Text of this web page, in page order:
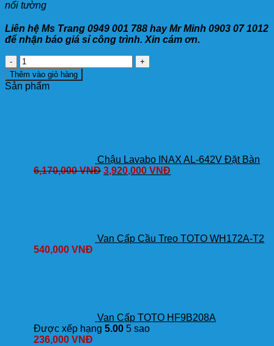
nối tường
Liên hệ Ms Trang 0949 001 788 hay Mr Minh 0903 07 1012
để nhận báo giá sỉ công trình. Xin cám ơn.
Sen
Cây
TOTO
DM907CS/TBG09302VA/TBW01008A
Thêm vào giỏ hàng
Sản phẩm
Chậu Lavabo INAX AL-642V Đặt Bàn
6,170,000VNĐ 3,920,000VNĐ
Van Cấp Cầu Treo TOTO WH172A-T2
540,000VNĐ
Van Cấp TOTO HF9B208A
Được xếp hạng5.00 5 sao
236,000VNĐ